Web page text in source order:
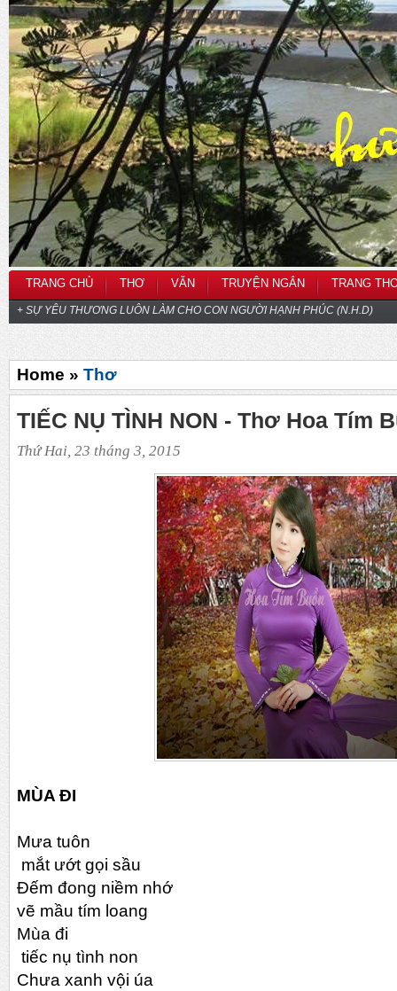
TRANG CHỦ THƠ VĂN TRUYỆN NGẮN TRANG
+ SỰ YÊU THƯƠNG LUÔN LÀM CHO CON NGƯỜI HẠNH PHÚC (N.H.D)
Home » Thơ
TIẾC NỤ TÌNH NON - Thơ Hoa Tím
Thứ Hai, 23 tháng 3, 2015
MÙA ĐI
Mưa tuôn
mắt ướt gọi sầu
Đếm đong niềm nhớ
vẽ mầu tím loang
Mùa đi
tiếc nụ tình non
Chưa xanh vội úa